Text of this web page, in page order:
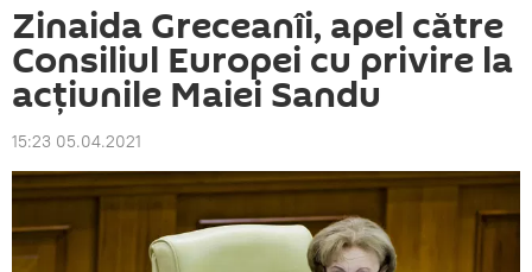
Zinaida Greceanîi, apel către
Consiliul Europei cu privire la
acțiunile Maiei Sandu
15:23 05.04.2021